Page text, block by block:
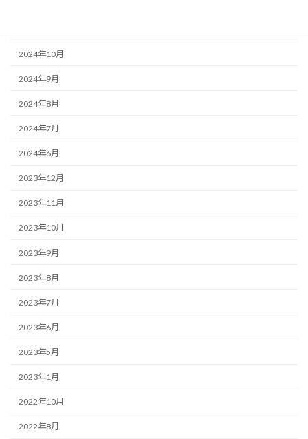
2024年10月
2024年9月
2024年8月
2024年7月
2024年6月
2023年12月
2023年11月
2023年10月
2023年9月
2023年8月
2023年7月
2023年6月
2023年5月
2023年1月
2022年10月
2022年8月